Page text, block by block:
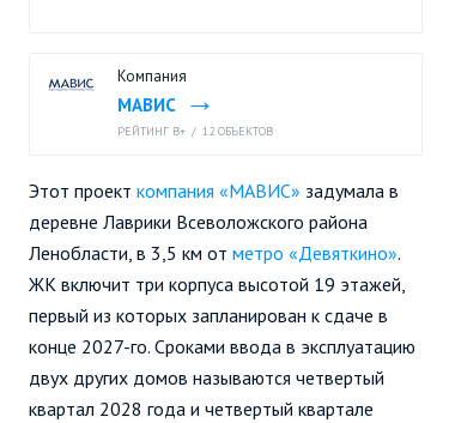
Компания
МАВИС
РЕЙТИНГ B+ / 12 ОБЪЕКТОВ
Этот проект компания «МАВИС» задумала в
деревне Лаврики Всеволожского района
Ленобласти, в 3,5 км от метро «Девяткино».
ЖК включит три корпуса высотой 19 этажей,
первый из которых запланирован к сдаче в
конце 2027-го. Сроками ввода в эксплуатацию
двух других домов называются четвертый
квартал 2028 года и четвертый квартале